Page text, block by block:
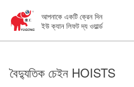
আপনাকে একটি ক্রেন দিন
ইউ ক্যান লিফট দ্য ওয়ার্ল্ড
বৈদ্যুতিক চেইন HOISTS